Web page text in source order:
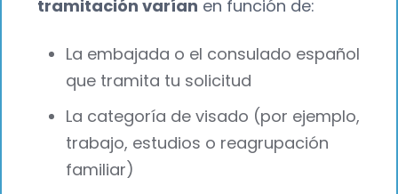
tramitación varían en función de:
La embajada o el consulado español
que tramita tu solicitud
La categoría de visado (por ejemplo,
trabajo, estudios o reagrupación
familiar)